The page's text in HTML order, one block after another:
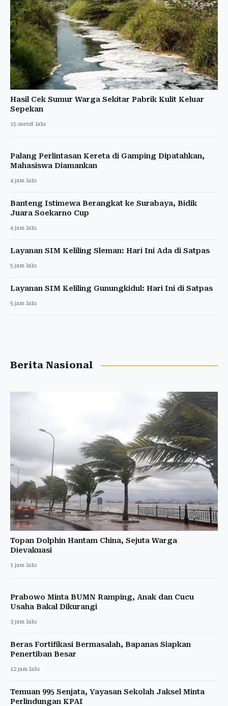
Hasil Cek Sumur Warga Sekitar Pabrik Kulit Keluar
Sepekan
15 menit lalu
Palang Perlintasan Kereta di Gamping Dipatahkan,
Mahasiswa Diamankan
4 jam lalu
Banteng Istimewa Berangkat ke Surabaya, Bidik
Juara Soekarno Cup
4 jam lalu
Layanan SIM Keliling Sleman: Hari Ini Ada di Satpas
5 jam lalu
Layanan SIM Keliling Gunungkidul: Hari Ini di Satpas
5 jam lalu
Berita Nasional
Topan Dolphin Hantam China, Sejuta Warga
Dievakuasi
1 jam lalu
Prabowo Minta BUMN Ramping, Anak dan Cucu
Usaha Bakal Dikurangi
3 jam lalu
Beras Fortifikasi Bermasalah, Bapanas Siapkan
Penertiban Besar
12 jam lalu
Temuan 995 Senjata, Yayasan Sekolah Jaksel Minta
Perlindungan KPAI